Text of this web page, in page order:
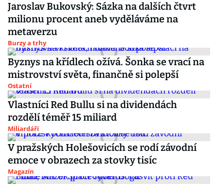
Jaroslav Bukovský: Sázka na dalších čtvrt
milionu procent aneb vyděláváme na
metaverzu
Burzy a trhy
Byznys na křídlech ožívá. Šonka se vrací na
mistrovství světa, finančně si polepší
Ostatní
Vlastníci Red Bullu si na dividendách
rozdělí téměř 15 miliard
Miliardáři
V pražských Holešovicích se rodí závodní
emoce v obrazech za stovky tisíc
Magazín